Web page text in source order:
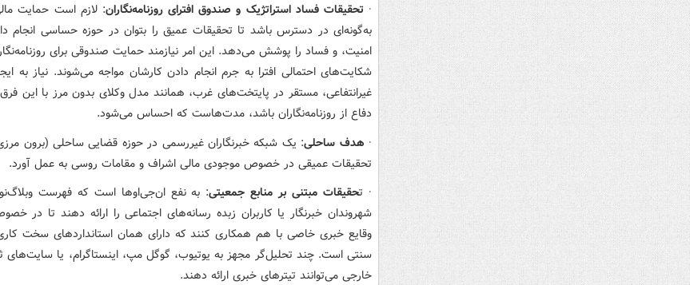
·تحقیقات فساد استراتژیک و صندوق افترای روزنامه‌نگاران: لازم است حمایت
به‌گونه‌ای در دسترس باشد تا تحقیقات عمیق را بتوان در حوزه حساسی انجام
امنیت،‌ و فساد را پوشش می‌دهد. این امر نیازمند حمایت صندوقی برای
شکایت‌های احتمالی افترا به جرم انجام دادن کارشان مواجه می‌شوند. نیاز به
غیرانتفاعی، مستقر در پایتخت‌های غرب، همانند مدل وکلای بدون مرز با این
دفاع از روزنامه‌نگاران باشد، مدت‌هاست که احساس می‌شود.
· هدف ساحلی: یک شبکه خبرنگاران غیررسمی در حوزه قضایی ساحلی (برون
تحقیقات عمیقی در خصوص موجودی مالی اشراف و مقامات روسی به عمل آورد.
· تحقیقات مبتنی بر منابع جمعیتی: به نفع ان‌جی‌اوها است که فهرست
شهروندان خبرنگار یا کاربران زبده رسانه‌های اجتماعی را ارائه دهند تا در
وقایع خبری خاصی با هم همکاری کنند که دارای همان استانداردهای سخت کاری
سنتی است. چند تحلیل‌گر مجهز به یوتیوب، گوگل مپ، اینستاگرام، یا
خارجی می‌توانند تیترهای خبری ارائه دهند.